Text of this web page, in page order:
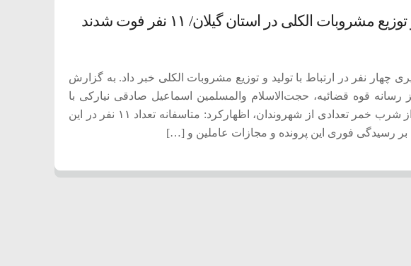
چهار نفر در ارتباط با تولید و توزیع مشروبات الکلی خبر داد. به گزارش
رسانه قوه قضائیه، حجت‌الاسلام والمسلمین اسماعیل صادقی نیارکی با
اشاره به موضوع پرونده مسمومیت ناشی از شرب خمر تعدادی از شهروندان، اظهارکرد: متاسفانه تعداد ۱۱ نفر در این
بر رسیدگی فوری این پرونده و مجازات عاملین و […]